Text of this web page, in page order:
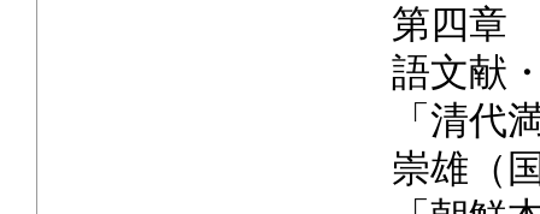
第四章
語文献
「清代
崇雄（